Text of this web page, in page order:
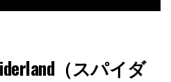
（スパイダ